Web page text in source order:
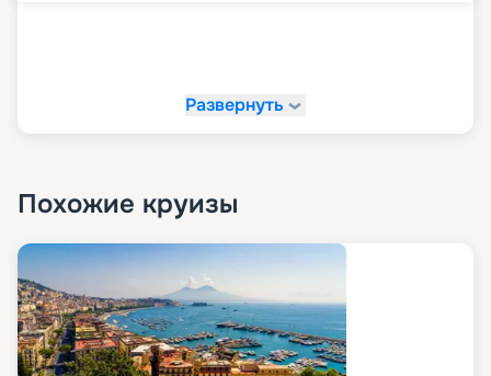
Развернуть
Похожие круизы